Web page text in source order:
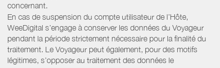
concernant.
En cas de suspension du compte utilisateur de l’Hôte,
WeeDigital s’engage à conserver les données du Voyageur
pendant la période strictement nécessaire pour la finalité du
traitement. Le Voyageur peut également, pour des motifs
légitimes, s’opposer au traitement des données le